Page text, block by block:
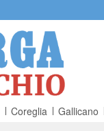
Coreglia Gallicano